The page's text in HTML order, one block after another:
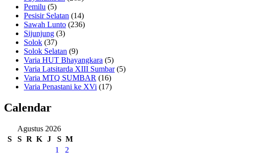
Pemilu (5)
Pesisir Selatan (14)
Sawah Lunto (236)
Sijunjung (3)
Solok (37)
Solok Selatan (9)
Varia HUT Bhayangkara (5)
Varia Latsitarda XIII Sumbar(5)
Varia MTQ SUMBAR (16)
Varia Penastani ke XVi (17)
Calendar
Agustus 2026
S
S R K J S M
1
2